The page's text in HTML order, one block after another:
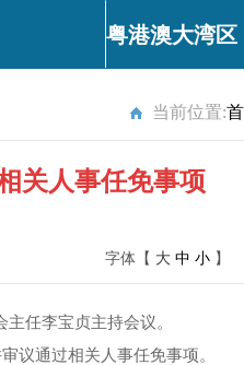
粤港澳大湾区
当前位置:
关人事任免事项
字体【 大 中 小】
任李宝贞主持会议。
议通过相关人事任免事项。